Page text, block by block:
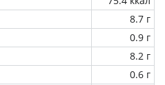
8.7 г
0.9 г
8.2 г
0.6 г